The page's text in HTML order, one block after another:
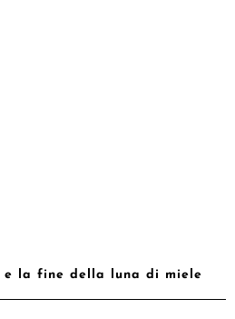
e la fine della luna di miele